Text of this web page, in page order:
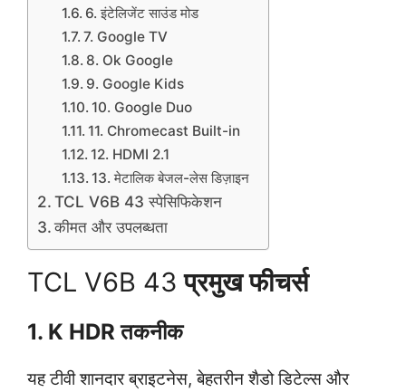
6. इंटेलिजेंट साउंड मोड
7. Google TV
8. Ok Google
9. Google Kids
10. Google Duo
11. Chromecast Built-in
12. HDMI 2.1
13. मेटालिक बेजल-लेस डिज़ाइन
TCL V6B 43 स्पेसिफिकेशन
कीमत और उपलब्धता
TCL V6B 43प्रमुख फीचर्स
1. K HDR तकनीक
यह टीवी शानदार ब्राइटनेस, बेहतरीन शैडो डिटेल्स और